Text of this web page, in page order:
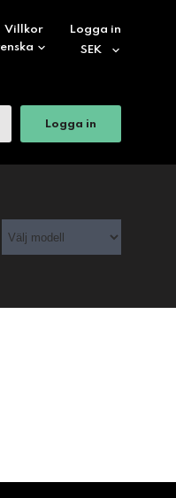
Villkor Logga in
Logga in